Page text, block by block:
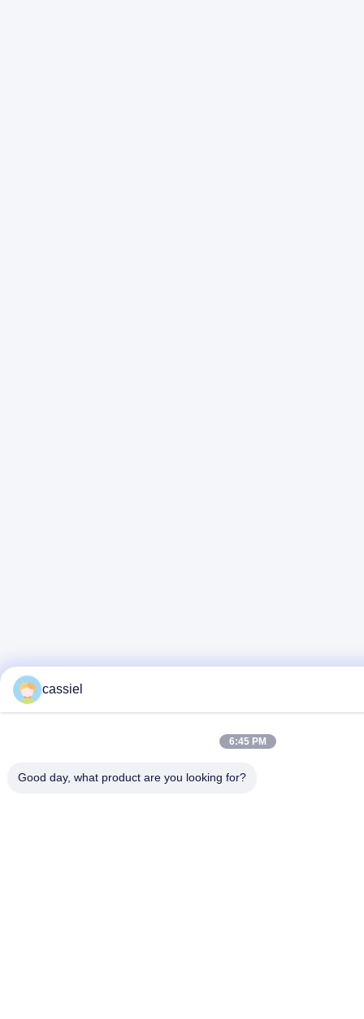
cassiel
6:45 PM
Good day, what product are you looking for?